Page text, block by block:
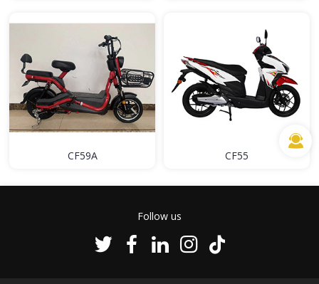
CF59A CF55
Follow us